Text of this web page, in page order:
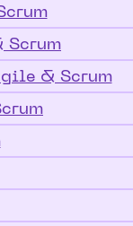
Scrum
& Scrum